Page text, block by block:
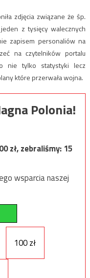
zdjęcia związane że śp.
z tysięcy walecznych
zapisem personaliów na
na czytelników portalu
nie tylko statystyki lecz
które przerwała wojna.
Polonia!
zł, zebraliśmy:15
wsparcia naszej
100 zł